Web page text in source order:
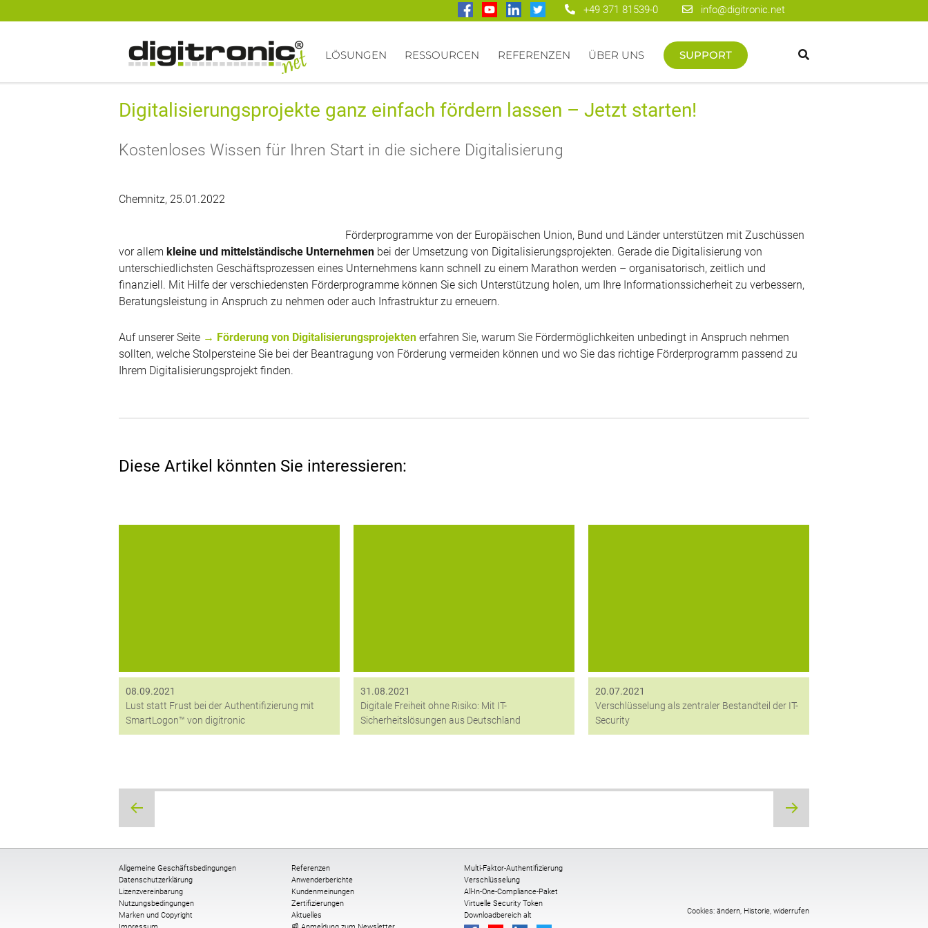
info@digitronic.net
+49 371 81539-0
LÖSUNGEN RESSOURCEN REFERENZEN ÜBER UNS SUPPORT
Digitalisierungsprojekte ganz einfach fördern lassen – Jetzt starten!
Kostenloses Wissen für Ihren Start in die sichere Digitalisierung
Chemnitz, 25.01.2022
Förderprogramme von der Europäischen Union, Bund und Länder unterstützen mit Zuschüssen
vor allem kleine und mittelständische Unternehmen bei der Umsetzung von Digitalisierungsprojekten. Gerade die Digitalisierung von
unterschiedlichsten Geschäftsprozessen eines Unternehmens kann schnell zu einem Marathon werden – organisatorisch, zeitlich und
finanziell. Mit Hilfe der verschiedensten Förderprogramme können Sie sich Unterstützung holen, um Ihre Informationssicherheit zu verbessern,
Beratungsleistung in Anspruch zu nehmen oder auch Infrastruktur zu erneuern.
Auf unserer Seite → Förderung von Digitalisierungsprojekten erfahren Sie, warum Sie Fördermöglichkeiten unbedingt in Anspruch nehmen
sollten, welche Stolpersteine Sie bei der Beantragung von Förderung vermeiden können und wo Sie das richtige Förderprogramm passend zu
Ihrem Digitalisierungsprojekt finden.
Diese Artikel könnten Sie interessieren:
08.09.2021
Lust statt Frust bei der Authentifizierung mit
SmartLogon™ von digitronic
31.08.2021
Digitale Freiheit ohne Risiko: Mit IT-
Sicherheitslösungen aus Deutschland
20.07.2021
Verschlüsselung als zentraler Bestandteil der IT-
Security
Beitragsnavigation
Allgemeine Geschäftsbedingungen
Datenschutzerklärung
Lizenzvereinbarung
Nutzungsbedingungen
Marken und Copyright
Referenzen
Anwenderberichte
Kundenmeinungen
Zertifizierungen
Aktuelles
Multi-Faktor-Authentifizierung
Verschlüsselung
All-In-One-Compliance-Paket
Virtuelle Security Token
Downloadbereich alt
Cookies: ändern, Historie, widerrufen